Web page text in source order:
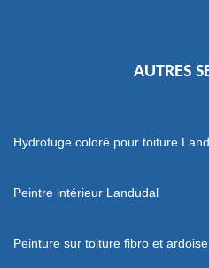
AUTRES
Hydrofuge coloré pour toiture
Peintre intérieur Landudal
Peinture sur toiture fibro et